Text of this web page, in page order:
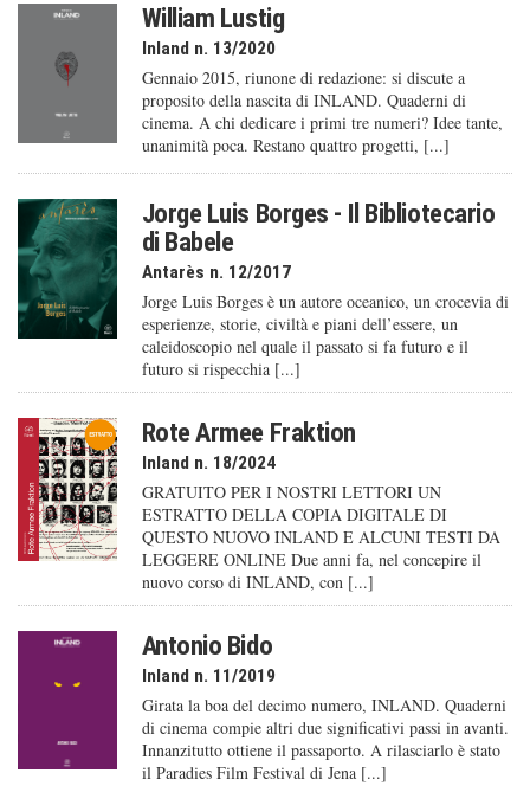
William Lustig
Inland n. 13/2020
Gennaio 2015, riunone di redazione: si discute a
proposito della nascita di INLAND. Quaderni di
cinema. A chi dedicare i primi tre numeri? Idee tante,
unanimità poca. Restano quattro progetti, [...]
Jorge Luis Borges - Il Bibliotecario
di Babele
Antarès n. 12/2017
Jorge Luis Borges è un autore oceanico, un crocevia di
esperienze, storie, civiltà e piani dell’essere, un
caleido­scopio nel quale il passato si fa futuro e il
futuro si rispecchia [...]
Rote Armee Fraktion
Inland n. 18/2024
GRATUITO PER I NOSTRI LETTORI UN
ESTRATTO DELLA COPIA DIGITALE DI
QUESTO NUOVO INLAND E ALCUNI TESTI DA
LEGGERE ONLINE Due anni fa, nel concepire il
nuovo corso di INLAND, con [...]
Antonio Bido
Inland n. 11/2019
Girata la boa del decimo numero, INLAND. Quaderni
di cinema compie altri due significativi passi in avanti.
Innanzitutto ottiene il passaporto. A rilasciarlo è stato
il Paradies Film Festival di Jena [...]